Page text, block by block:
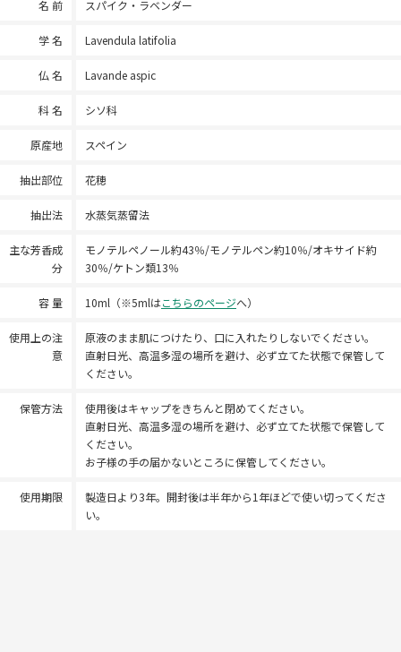
名 前 スパイク・ラベンダー
学 名 Lavendula latifolia
仏 名 Lavande aspic
科 名 シソ科
原産地 スペイン
抽出部位 花穂
抽出法 水蒸気蒸留法
主な芳香成
分
モノテルペノール約43％/モノテルペン約10％/オキサイド約
30％/ケトン類13％
容 量 10ml（※5mlはこちらのページへ）
使用上の注
意
原液のまま肌につけたり、口に入れたりしないでください。
直射日光、高温多湿の場所を避け、必ず立てた状態で保管して
ください。
保管方法
使用後はキャップをきちんと閉めてください。
直射日光、高温多湿の場所を避け、必ず立てた状態で保管して
ください。
お子様の手の届かないところに保管してください。
使用期限
製造日より3年。開封後は半年から1年ほどで使い切ってくださ
い。